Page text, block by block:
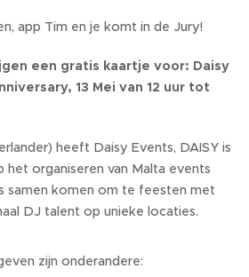
app Tim en je komt in de Jury!
een gratis kaartje voor: Daisy
13 Mei van 12 uur tot
heeft Daisy Events, DAISY is
organiseren van Malta events
samen komen om te feesten met
DJ talent op unieke locaties.
zijn onderandere: